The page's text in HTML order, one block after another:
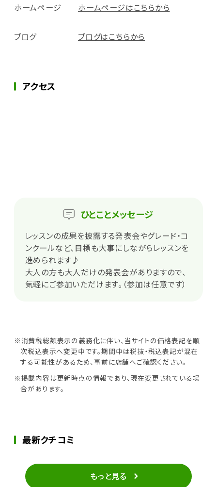
ホームページ ホームページはこちらから
ブログ ブログはこちらから
アクセス
ひとことメッセージ
レッスンの成果を披露する発表会やグレード・コ
ンクールなど、目標も大事にしながらレッスンを
進められます♪
大人の方も大人だけの発表会がありますので、
気軽にご参加いただけます。（参加は任意です）
※消費税総額表示の義務化に伴い、当サイトの価格表記を順
次税込表示へ変更中です。期間中は税抜・税込表記が混在
する可能性があるため、事前に店舗へご確認ください。
※掲載内容は更新時点の情報であり、現在変更されている場
合があります。
最新クチコミ
もっと見る